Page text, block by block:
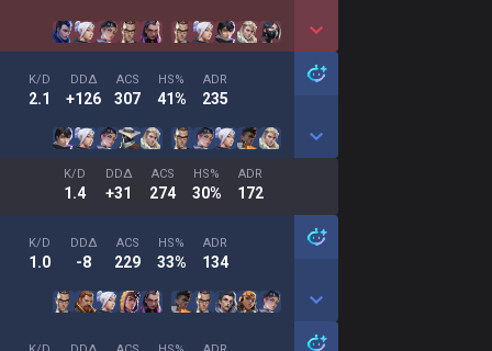
K/D
2.1
DDΔ
+126
ACS
307
HS%
41%
ADR
235
K/D
1.4
DDΔ
+31
ACS
274
HS%
30%
ADR
172
K/D
1.0
DDΔ
-8
ACS
229
HS%
33%
ADR
134